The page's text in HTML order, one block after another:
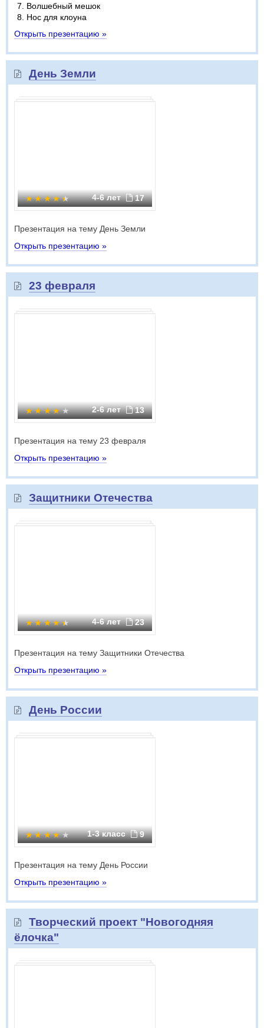
Волшебный мешок
Нос для клоуна
Открыть презентацию »
День Земли
4-6 лет 17
Презентация на тему День Земли
Открыть презентацию »
23 февраля
2-6 лет 13
Презентация на тему 23 февраля
Открыть презентацию »
Защитники Отечества
4-6 лет 23
Презентация на тему Защитники Отечества
Открыть презентацию »
День России
1-3 класс 9
Презентация на тему День России
Открыть презентацию »
Творческий проект "Новогодняя
ёлочка"